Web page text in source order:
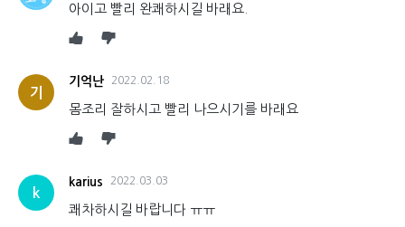
아이고 빨리 완쾌하시길 바래요.
기
기억난 2022.02.18
몸조리 잘하시고 빨리 나으시기를 바래요
k
karius 2022.03.03
쾌차하시길 바랍니다 ㅠㅠ